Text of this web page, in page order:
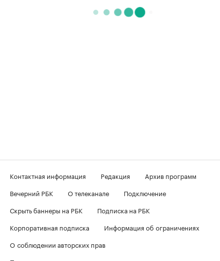
Контактная информация Редакция
Архив программ
Вечерний РБК
О телеканале
Подключение
Скрыть баннеры на РБК
Подписка на РБК
Корпоративная подписка
Информация об ограничениях
О соблюдении авторских прав